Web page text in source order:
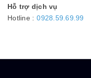
Hỗ trợ dịch vụ
Hotline : 0928.59.69.99